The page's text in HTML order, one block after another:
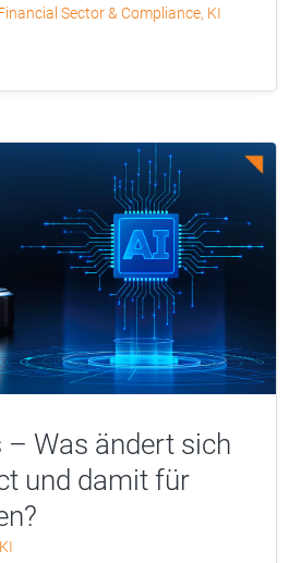
Sector & Compliance, KI
– Was ändert sich
und damit für
KI